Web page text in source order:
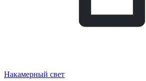
Накамерный свет